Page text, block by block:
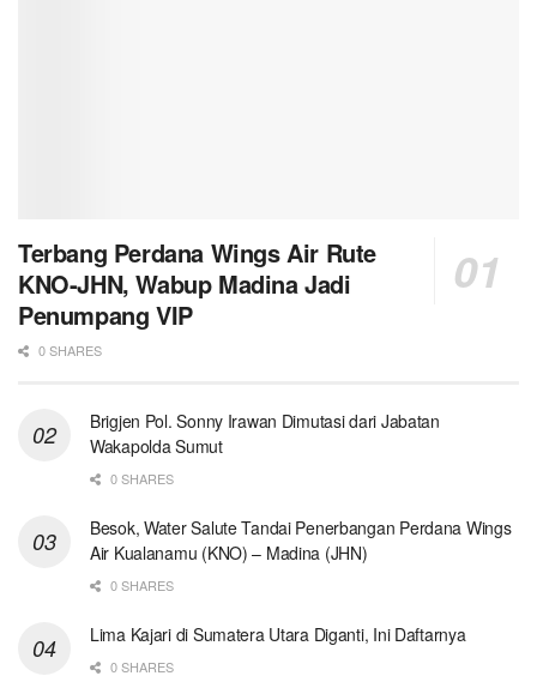
Terbang Perdana Wings Air Rute
KNO-JHN, Wabup Madina Jadi
Penumpang VIP
0 SHARES
Brigjen Pol. Sonny Irawan Dimutasi dari Jabatan
Wakapolda Sumut
0 SHARES
Besok, Water Salute Tandai Penerbangan Perdana Wings
Air Kualanamu (KNO) – Madina (JHN)
0 SHARES
Lima Kajari di Sumatera Utara Diganti, Ini Daftarnya
0 SHARES